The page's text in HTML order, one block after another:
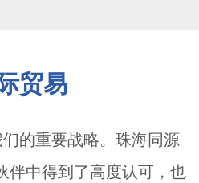
贸易
的重要战略。珠海同源
伴中得到了高度认可，也